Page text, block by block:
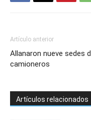
Artículo anterior
Allanaron nueve sedes
camioneros
Artículos relacionados